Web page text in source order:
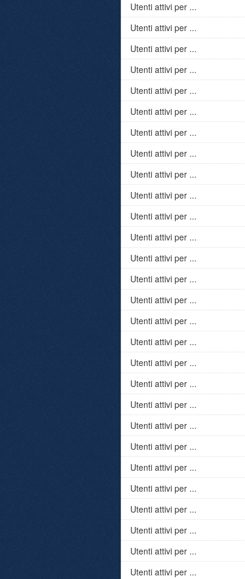
Utenti attivi per ...
Utenti attivi per ...
Utenti attivi per ...
Utenti attivi per ...
Utenti attivi per ...
Utenti attivi per ...
Utenti attivi per ...
Utenti attivi per ...
Utenti attivi per ...
Utenti attivi per ...
Utenti attivi per ...
Utenti attivi per ...
Utenti attivi per ...
Utenti attivi per ...
Utenti attivi per ...
Utenti attivi per ...
Utenti attivi per ...
Utenti attivi per ...
Utenti attivi per ...
Utenti attivi per ...
Utenti attivi per ...
Utenti attivi per ...
Utenti attivi per ...
Utenti attivi per ...
Utenti attivi per ...
Utenti attivi per ...
Utenti attivi per ...
Utenti attivi per ...